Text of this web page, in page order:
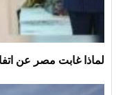
لماذا غابت مصر عن